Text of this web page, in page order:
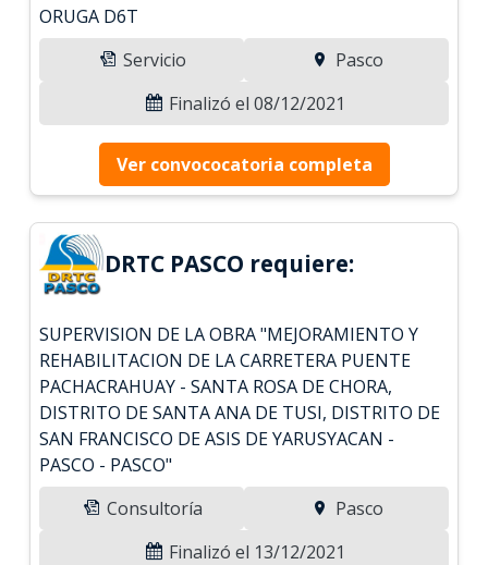
ORUGA D6T
Servicio
Pasco
Finalizó el 08/12/2021
Ver convococatoria completa
DRTC PASCO requiere:
SUPERVISION DE LA OBRA "MEJORAMIENTO Y
REHABILITACION DE LA CARRETERA PUENTE
PACHACRAHUAY - SANTA ROSA DE CHORA,
DISTRITO DE SANTA ANA DE TUSI, DISTRITO DE
SAN FRANCISCO DE ASIS DE YARUSYACAN -
PASCO - PASCO"
Consultoría
Pasco
Finalizó el 13/12/2021